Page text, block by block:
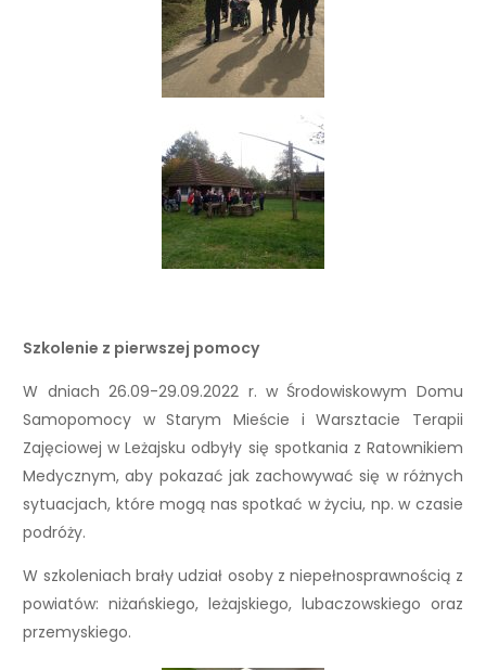
Szkolenie z pierwszej pomocy
W dniach 26.09-29.09.2022 r. w Środowiskowym Domu
Samopomocy w Starym Mieście i Warsztacie Terapii
Zajęciowej w Leżajsku odbyły się spotkania z Ratownikiem
Medycznym, aby pokazać jak zachowywać się w różnych
sytuacjach, które mogą nas spotkać w życiu, np. w czasie
podróży.
W szkoleniach brały udział osoby z niepełnosprawnością z
powiatów: niżańskiego, leżajskiego, lubaczowskiego oraz
przemyskiego.